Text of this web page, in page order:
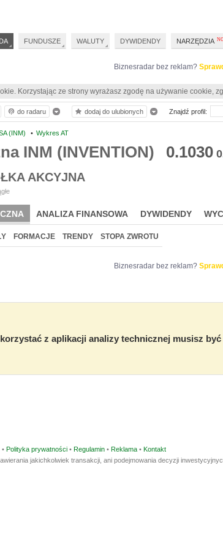
Biznesradar bez reklam?
Korzystając ze strony wyrażasz zgodę na używanie cookie,
(INM) • Wykres AT
INM (INVENTION) 0.1030
AKCYJNA
ANALIZA FINANSOWA DYWIDENDY
FORMACJE TRENDY STOPA ZWROTU
Biznesradar bez reklam?
z aplikacji analizy technicznej musisz
do radaru dodaj do ulubionych Znajdź profil:
FUNDUSZE WALUTY DYWIDENDY NARZĘDZIA
• Polityka prywatności • Regulamin • Reklama • Kontakt
jakichkolwiek transakcji, ani podejmowania decyzji